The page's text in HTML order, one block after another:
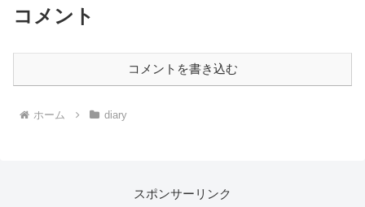
コメント
コメントを書き込む
ホーム diary
スポンサーリンク